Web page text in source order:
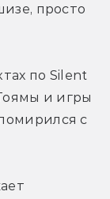
просто
по Silent
и игры
с